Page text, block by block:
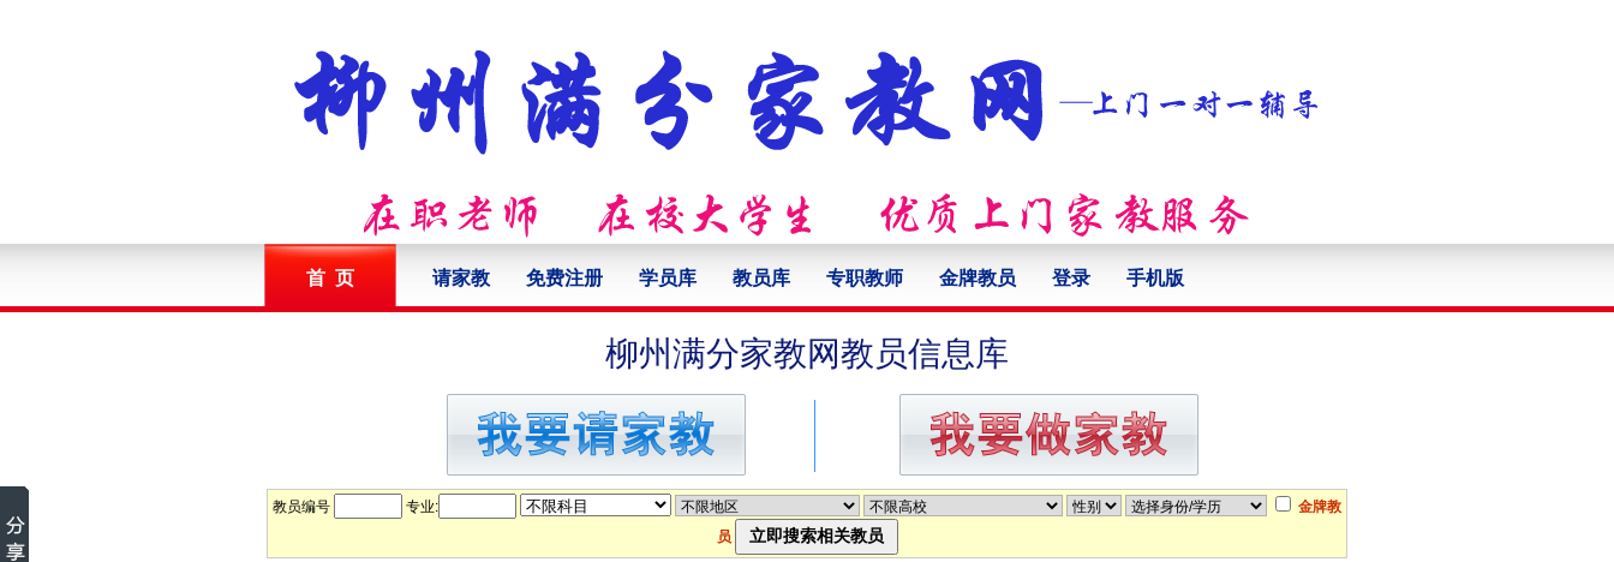
首 页 请家教 免费注册 学员库 教员库 专职教师 金牌教员 登录 手机版
柳州满分家教网教员信息库
教员编号 专业:
金牌教
员